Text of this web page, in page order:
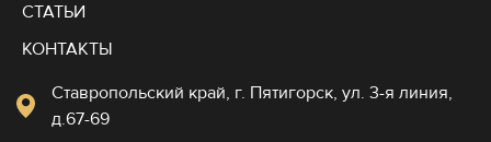
СТАТЬИ
КОНТАКТЫ
Ставропольский край, г. Пятигорск, ул. 3-я линия,
д.67-69